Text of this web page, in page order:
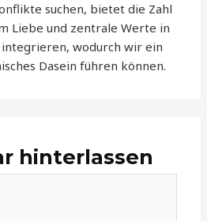
suchen, bietet die Zahl
Liebe und zentrale Werte in
integrieren, wodurch wir ein
Dasein führen können.
hinterlassen